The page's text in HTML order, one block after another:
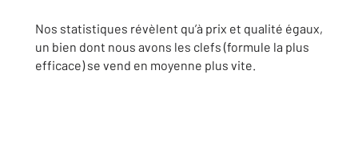
Nos statistiques révèlent qu’à prix et qualité égaux,
un bien dont nous avons les clefs (formule la plus
efficace) se vend en moyenne plus vite.